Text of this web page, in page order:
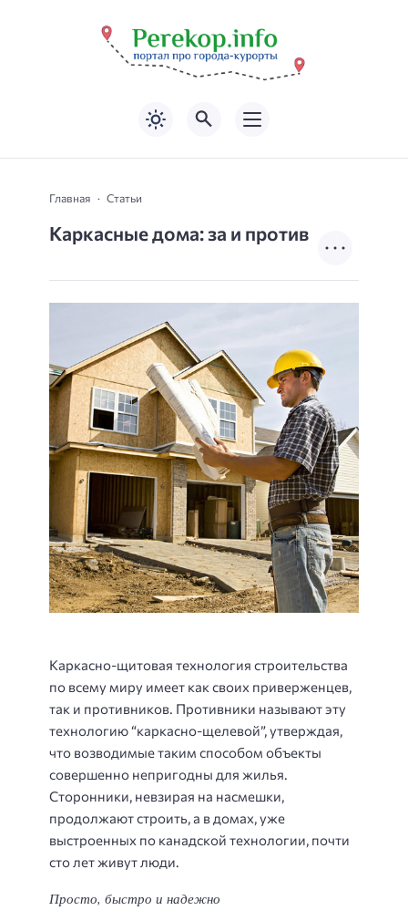
Главная Статьи
Каркасные дома: за и против
Каркасно-щитовая технология строительства
по всему миру имеет как своих приверженцев,
так и противников. Противники называют эту
технологию “каркасно-щелевой”, утверждая,
что возводимые таким способом объекты
совершенно непригодны для жилья.
Сторонники, невзирая на насмешки,
продолжают строить, а в домах, уже
выстроенных по канадской технологии, почти
сто лет живут люди.
Просто, быстро и надежно